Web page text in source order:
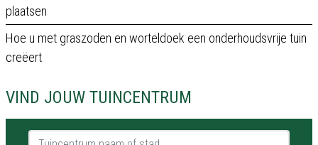
plaatsen
Hoe u met graszoden en worteldoek een onderhoudsvrije tuin
creëert
VIND JOUW TUINCENTRUM
Tuincentrum naam of stad